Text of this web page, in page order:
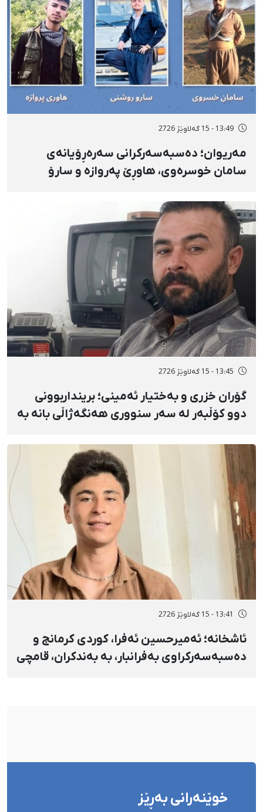
13:49 - 15 گەلاوێژ 2726
مەریوان؛ دەسبەسەرکرانی سەرەڕۆیانەی
سامان خوسرەوی، هاوڕێ پەروازە و سارۆ
گواستنەوەیان بۆ شوێنێکی نادیار
13:45 - 15 گەلاوێژ 2726
گۆران خزری و بەختیار ئەمینی؛ برینداربوونی
دوو کۆڵبەر لە سەر سنووری هەنگەژاڵی بانه بە
تەقینەوەی مین
13:41 - 15 گەلاوێژ 2726
ئاشخانە؛ ئەمیرحسین ئەفرا، کوردی کرمانج و
دەسبەسەرکراوی بەفرانبار، بە بەندکران، قامچی
خوێنەرانی بەڕێز